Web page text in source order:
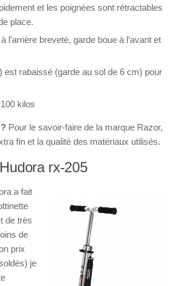
et les poignées sont rétractables
place.
l’arrière breveté, garde boue à l’avant et
est rabaissé (garde au sol de 6 cm) pour
kilos
Pour le savoir-faire de la marque Razor,
fin et la qualité des matériaux utilisés.
rx-205
a fait
de très
de
prix
je